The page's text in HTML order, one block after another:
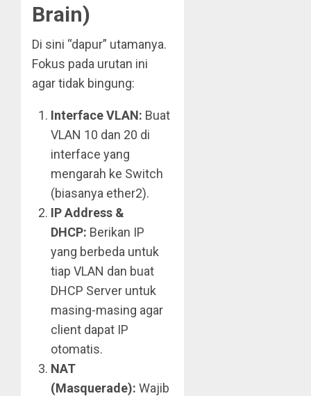
Brain)
Di sini “dapur” utamanya.
Fokus pada urutan ini
agar tidak bingung:
Interface VLAN: Buat
VLAN 10 dan 20 di
interface yang
mengarah ke Switch
(biasanya ether2).
IP Address &
DHCP: Berikan IP
yang berbeda untuk
tiap VLAN dan buat
DHCP Server untuk
masing-masing agar
client dapat IP
otomatis.
NAT
(Masquerade): Wajib